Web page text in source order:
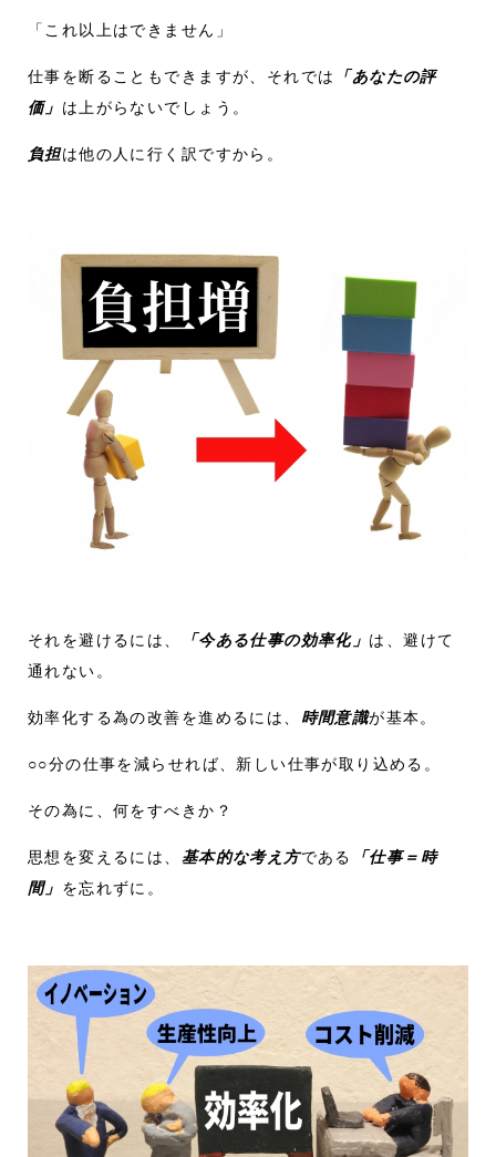
「これ以上はできません」
仕事を断ることもできますが、それでは
「あなたの評
価」 は上がらないでしょう。
負担は他の人に行く訳ですから。
それを避けるには、 「今ある仕事の効率化」 は、避けて
通れない。
効率化する為の改善を進めるには、 時間意識が基本。
○○分の仕事を減らせれば、新しい仕事が取り込める。
その為に、何をすべきか？
思想を変えるには、 基本的な考え方である
「仕事＝時
間」 を忘れずに。